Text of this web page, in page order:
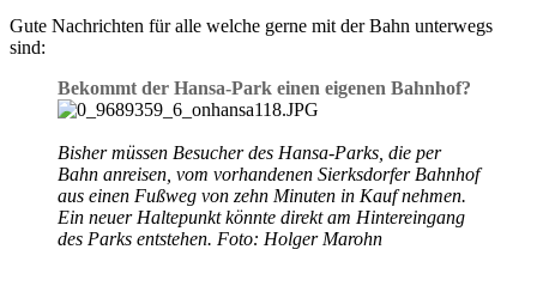
Gute Nachrichten für alle welche gerne mit der Bahn unterwegs
sind:
Bekommt der Hansa-Park einen eigenen Bahnhof?
Bisher müssen Besucher des Hansa-Parks, die per
Bahn anreisen, vom vorhandenen Sierksdorfer Bahnhof
aus einen Fußweg von zehn Minuten in Kauf nehmen.
Ein neuer Haltepunkt könnte direkt am Hintereingang
des Parks entstehen. Foto: Holger Marohn